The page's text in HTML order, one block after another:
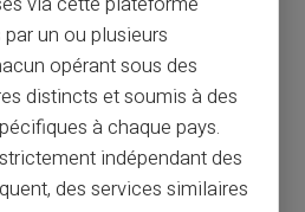
un ou plusieurs
opérant sous des
distincts et soumis à des
à chaque pays.
indépendant des
des services similaires